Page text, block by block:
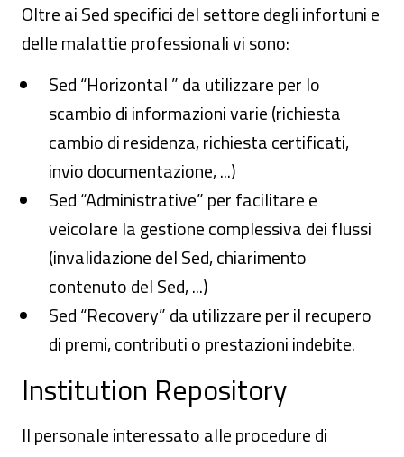
Oltre ai Sed specifici del settore degli infortuni e
delle malattie professionali vi sono:
Sed “Horizontal ” da utilizzare per lo
scambio di informazioni varie (richiesta
cambio di residenza, richiesta certificati,
invio documentazione, ...)
Sed “Administrative” per facilitare e
veicolare la gestione complessiva dei flussi
(invalidazione del Sed, chiarimento
contenuto del Sed, ...)
Sed “Recovery” da utilizzare per il recupero
di premi, contributi o prestazioni indebite.
Institution Repository
Il personale interessato alle procedure di